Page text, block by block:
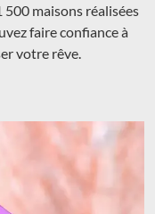
500 maisons réalisées
faire confiance à
votre rêve.